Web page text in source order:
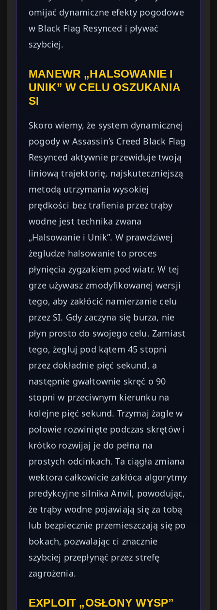
omijać dynamiczne efekty pogodowe
w Black Flag Resynced i pływać
szybciej.
MANEWR „HALSOWANIE I
UNIK” W CELU OSZUKANIA
SI
Skoro wiemy, że system dynamicznej
pogody w Assassin’s Creed Black Flag
Resynced aktywnie przewiduje twoją
liniową trajektorię, najskuteczniejszą
metodą utrzymania wysokiej
prędkości bez trafienia przez trąby
wodne jest technika zwana
„Halsowanie i Unik”. W prawdziwej
żegludze halsowanie to proces
płynięcia zygzakiem pod wiatr. W tej
grze używasz zmodyfikowanej wersji
tego, aby zakłócić namierzanie celu
przez SI. Gdy zaczyna się burza, nie
płyn prosto do swojego celu. Zamiast
tego, żegluj pod kątem 45 stopni
przez dokładnie pięć sekund, a
następnie gwałtownie skręć o 90
stopni w przeciwnym kierunku na
kolejne pięć sekund. Trzymaj żagle w
połowie rozwinięte podczas skrętów i
krótko rozwijaj je do pełna na
prostych odcinkach. Ta ciągła zmiana
wektora całkowicie zakłóca algorytmy
predykcyjne silnika Anvil, powodując,
że trąby wodne pojawiają się za tobą
lub bezpiecznie przemieszczają się po
bokach, pozwalając ci znacznie
szybciej przepłynąć przez strefę
zagrożenia.
EXPLOIT „OSŁONY WYSP”